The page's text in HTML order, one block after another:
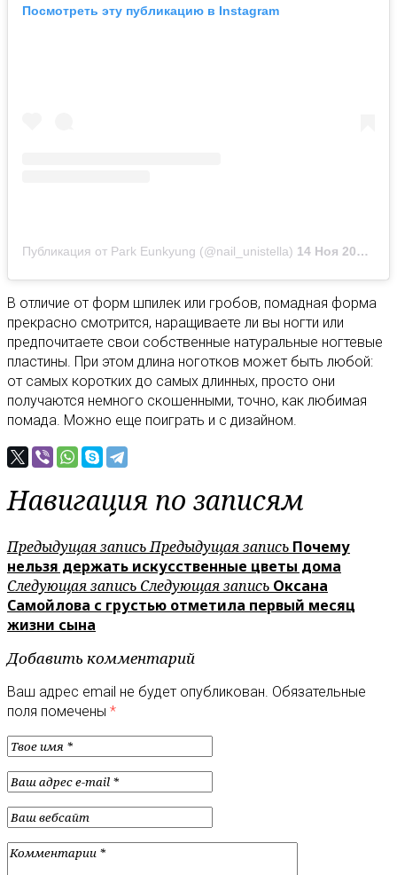
Посмотреть эту публикацию в Instagram
Публикация от Park Eunkyung (@nail_unistella) 14 Ноя 2019 в 8:53 PST
В отличие от форм шпилек или гробов, помадная форма
прекрасно смотрится, наращиваете ли вы ногти или
предпочитаете свои собственные натуральные ногтевые
пластины. При этом длина ноготков может быть любой:
от самых коротких до самых длинных, просто они
получаются немного скошенными, точно, как любимая
помада. Можно еще поиграть и с дизайном.
Навигация по записям
Предыдущая записьПредыдущая запись Почему
нельзя держать искусственные цветы дома
Следующая запись Следующая запись Оксана
Самойлова с грустью отметила первый месяц
жизни сына
Добавить комментарий
Ваш адрес email не будет опубликован. Обязательные
поля помечены *